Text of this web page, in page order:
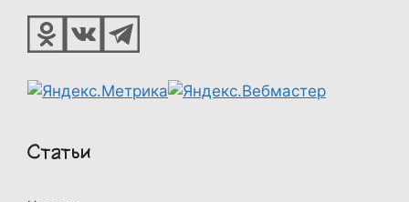
Статьи